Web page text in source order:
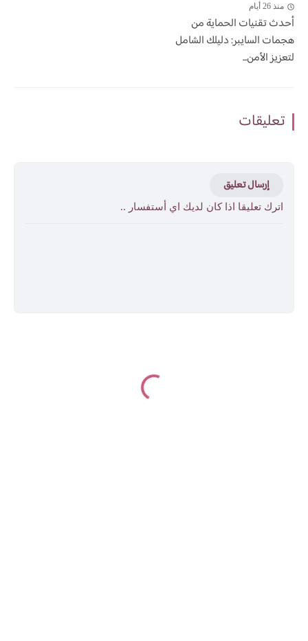
منذ 26 أيام
أحدث تقنيات الحماية من
هجمات السايبر: دليلك الشامل
لتعزيز الأمن...
تعليقات
إرسال تعليق
اترك تعليقا اذا كان لديك اي أستفسار ..